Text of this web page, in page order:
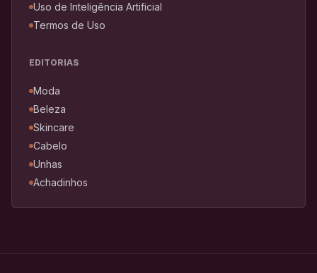
Uso de Inteligência Artificial
Termos de Uso
EDITORIAS
Moda
Beleza
Skincare
Cabelo
Unhas
Achadinhos